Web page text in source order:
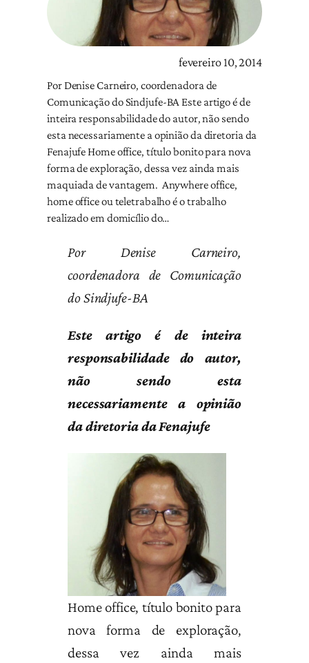
fevereiro 10, 2014
Por Denise Carneiro, coordenadora de
Comunicação do Sindjufe-BA Este artigo é de
inteira responsabilidade do autor, não sendo
esta necessariamente a opinião da diretoria da
Fenajufe Home office, título bonito para nova
forma de exploração, dessa vez ainda mais
maquiada de vantagem. Anywhere office,
home office ou teletrabalho é o trabalho
realizado em domicílio do…
Por Denise Carneiro,
coordenadora de Comunicação
do Sindjufe-BA
Este artigo é de inteira
responsabilidade do autor,
não sendo esta
necessariamente a opinião
da diretoria da Fenajufe
Home office, título bonito para
nova forma de exploração,
dessa vez ainda mais